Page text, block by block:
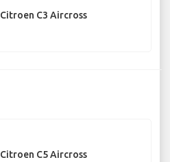
Citroen C3 Aircross
Citroen C5 Aircross